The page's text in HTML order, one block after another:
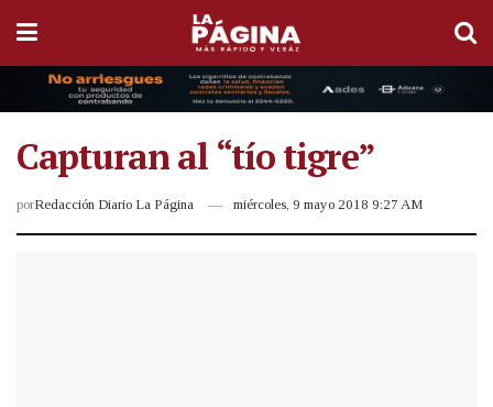
Capturan al “tío tigre”
porRedacción Diario La Página miércoles, 9 mayo 2018 9:27 AM